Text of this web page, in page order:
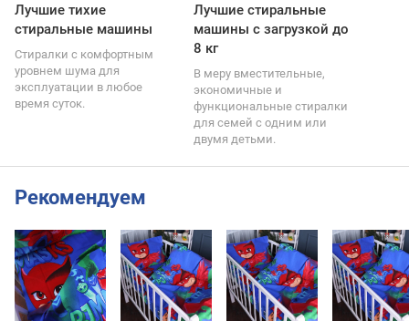
Лучшие тихие
стиральные машины
Стиралки с комфортным
уровнем шума для
эксплуатации в любое
время суток.
Лучшие стиральные
машины с загрузкой до
8 кг
В меру вместительные,
экономичные и
функциональные стиралки
для семей с одним или
двумя детьми.
Рекомендуем